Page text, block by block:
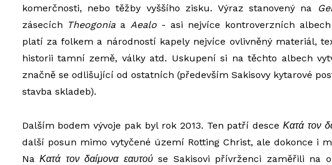
komerčnosti, nebo těžby vyššího zisku. Výraz stanovený na
zásecích Theogonia aAealo - asi nejvíce kontroverzních
platí za folkem a národností kapely nejvíce ovlivněný materiál,
historii tamní země, války atd. Uskupení si na těchto albech
značně se odlišující od ostatních (především Sakisovy kytarové
stavba skladeb).
Dalším bodem vývoje pak byl rok 2013. Ten patří desceΚατά τον
další posun mimo vytyčené území Rotting Christ, ale dokonce i
NaΚατά τον δαίμονα εαυτούse Sakisovi přívrženci zaměřili na